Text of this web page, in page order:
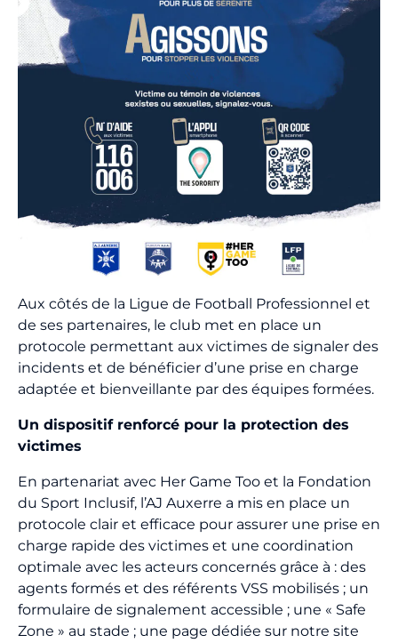
Billetterie
🇨🇳
Aux côtés de la Ligue de Football Professionnel et
de ses partenaires, le club met en place un
protocole permettant aux victimes de signaler des
incidents et de bénéficier d’une prise en charge
adaptée et bienveillante par des équipes formées.
Un dispositif renforcé pour la protection des
victimes
En partenariat avec Her Game Too et la Fondation
du Sport Inclusif, l’AJ Auxerre a mis en place un
protocole clair et efficace pour assurer une prise en
charge rapide des victimes et une coordination
optimale avec les acteurs concernés grâce à : des
agents formés et des référents VSS mobilisés ; un
formulaire de signalement accessible ; une « Safe
Zone » au stade ; une page dédiée sur notre site